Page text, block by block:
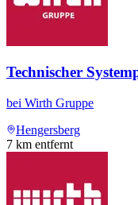
Technischer
bei Wirth Gruppe
Hengersberg
7 km entfernt